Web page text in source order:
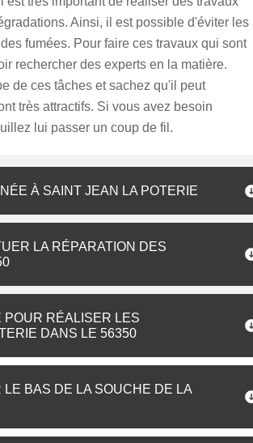
Ainsi, il est possible d'éviter les
fumées. Pour faire ces travaux qui sont
rechercher des experts en la matière.
de ces tâches et sachez qu'il peut
très attractifs. Si vous avez besoin
lui passer un coup de fil.
À SAINT JEAN LA POTERIE
LA RÉPARATION DES
POUR RÉALISER LES
DANS LE 56350
BAS DE LA SOUCHE DE LA